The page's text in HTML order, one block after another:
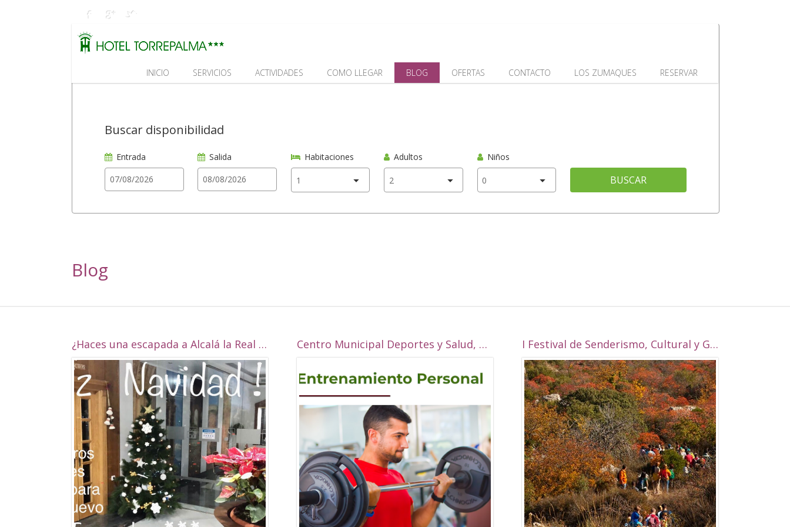
INICIO SERVICIOS ACTIVIDADES COMO LLEGAR BLOG OFERTAS CONTACTO LOS ZUMAQUES RESERVAR
Buscar disponibilidad
Entrada Salida Habitaciones Adultos Niños
BUSCAR
Blog
¿Haces una escapada a Alcalá la Real esta navidad? Centro Municipal Deportes y Salud, Alcalá la Real I Festival de Senderismo, Cultural y Gastronómico de Alcalá la Real